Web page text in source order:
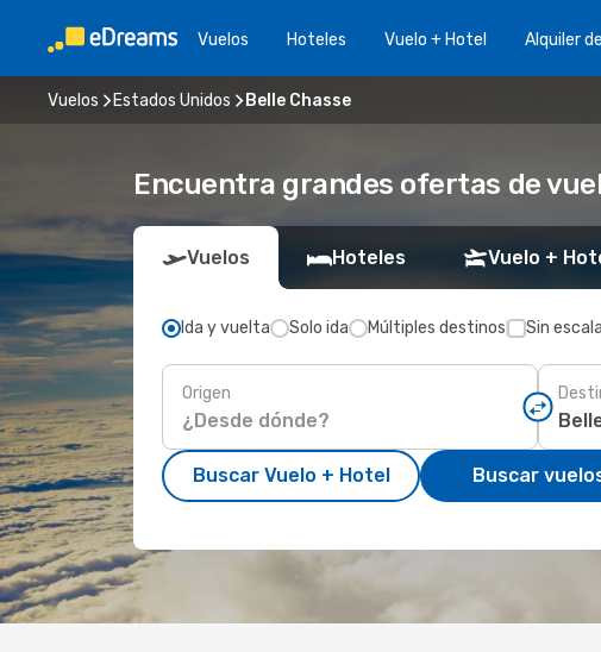
Vuelos Hoteles Vuelo + Hotel Alquiler
Vuelos Estados Unidos Belle Chasse
Encuentra grandes ofertas de
Vuelos Hoteles Vuelo +
Ida y vuelta Solo ida Múltiples destinos Sin
Origen
Buscar Vuelo + Hotel Buscar